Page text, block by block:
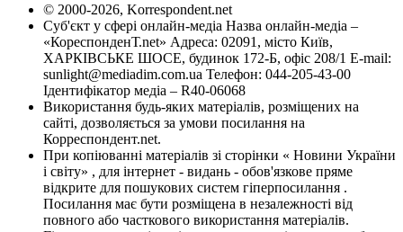
© 2000-2026, Korrespondent.net
Суб'єкт у сфері онлайн-медіа Назва онлайн-медіа –
«КореспонденТ.net» Адреса: 02091, місто Київ,
ХАРКІВСЬКЕ ШОСЕ, будинок 172-Б, офіс 208/1 E-mail:
sunlight@mediadim.com.ua Телефон: 044-205-43-00
Ідентифікатор медіа – R40-06068
Використання будь-яких матеріалів, розміщених на
сайті, дозволяється за умови посилання на
Корреспондент.net.
При копіюванні матеріалів зі сторінки « Новини України
і світу» , для інтернет - видань - обов'язкове пряме
відкрите для пошукових систем гіперпосилання .
Посилання має бути розміщена в незалежності від
повного або часткового використання матеріалів.